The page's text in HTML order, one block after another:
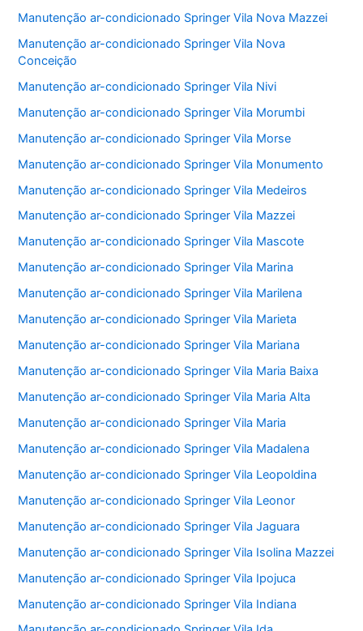
Manutenção ar-condicionado Springer Vila Nova Mazzei
Manutenção ar-condicionado Springer Vila Nova
Conceição
Manutenção ar-condicionado Springer Vila Nivi
Manutenção ar-condicionado Springer Vila Morumbi
Manutenção ar-condicionado Springer Vila Morse
Manutenção ar-condicionado Springer Vila Monumento
Manutenção ar-condicionado Springer Vila Medeiros
Manutenção ar-condicionado Springer Vila Mazzei
Manutenção ar-condicionado Springer Vila Mascote
Manutenção ar-condicionado Springer Vila Marina
Manutenção ar-condicionado Springer Vila Marilena
Manutenção ar-condicionado Springer Vila Marieta
Manutenção ar-condicionado Springer Vila Mariana
Manutenção ar-condicionado Springer Vila Maria Baixa
Manutenção ar-condicionado Springer Vila Maria Alta
Manutenção ar-condicionado Springer Vila Maria
Manutenção ar-condicionado Springer Vila Madalena
Manutenção ar-condicionado Springer Vila Leopoldina
Manutenção ar-condicionado Springer Vila Leonor
Manutenção ar-condicionado Springer Vila Jaguara
Manutenção ar-condicionado Springer Vila Isolina Mazzei
Manutenção ar-condicionado Springer Vila Ipojuca
Manutenção ar-condicionado Springer Vila Indiana